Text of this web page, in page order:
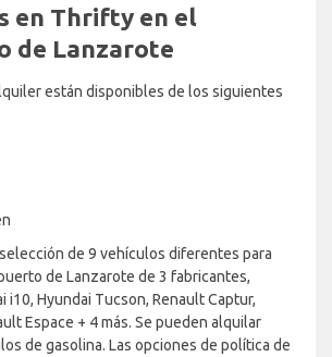
en Thrifty en el
de Lanzarote
están disponibles de los siguientes
de 9 vehículos diferentes para
de Lanzarote de 3 fabricantes,
i10, Hyundai Tucson, Renault Captur,
Espace + 4 más. Se pueden alquilar
de gasolina. Las opciones de política de